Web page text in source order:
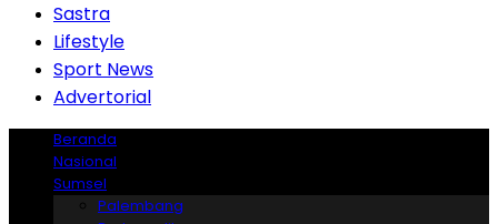
Sastra
Lifestyle
Sport News
Advertorial
Beranda
Nasional
Sumsel
Palembang